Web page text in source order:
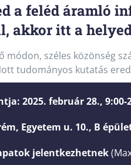
feléd áramló
akkor itt a
széles közönség
tudományos kutatás
2025. február 28., 9:00-
Egyetem u. 10., B
jelentkezhetnek